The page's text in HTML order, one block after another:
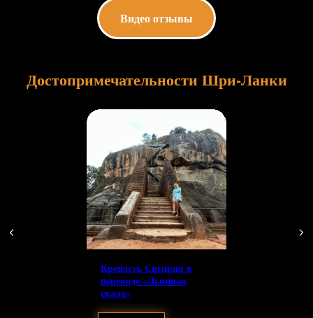
Видео отзывы
Достопримечательности Шри-Ланки
Крепость Сигирия в
переводе «Львиная
скала»